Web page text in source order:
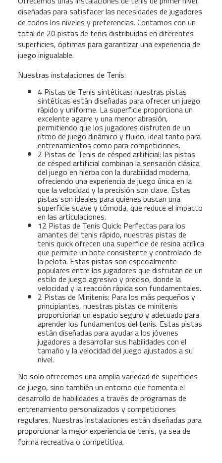
diseñadas para satisfacer las necesidades de jugadores
de todos los niveles y preferencias. Contamos con un
total de 20 pistas de tenis distribuidas en diferentes
superficies, óptimas para garantizar una experiencia de
juego inigualable.
Nuestras instalaciones de Tenis:
4 Pistas de Tenis sintéticas: nuestras pistas
sintéticas están diseñadas para ofrecer un juego
rápido y uniforme. La superficie proporciona un
excelente agarre y una menor abrasión,
permitiendo que los jugadores disfruten de un
ritmo de juego dinámico y fluido, ideal tanto para
entrenamientos como para competiciones.
2 Pistas de Tenis de césped artificial: las pistas
de césped artificial combinan la sensación clásica
del juego en hierba con la durabilidad moderna,
ofreciendo una experiencia de juego única en la
que la velocidad y la precisión son clave. Estas
pistas son ideales para quienes buscan una
superficie suave y cómoda, que reduce el impacto
en las articulaciones.
12 Pistas de Tenis Quick: Perfectas para los
amantes del tenis rápido, nuestras pistas de
tenis quick ofrecen una superficie de resina acrílica
que permite un bote consistente y controlado de
la pelota. Estas pistas son especialmente
populares entre los jugadores que disfrutan de un
estilo de juego agresivo y preciso, donde la
velocidad y la reacción rápida son fundamentales.
2 Pistas de Minitenis: Para los más pequeños y
principiantes, nuestras pistas de minitenis
proporcionan un espacio seguro y adecuado para
aprender los fundamentos del tenis. Estas pistas
están diseñadas para ayudar a los jóvenes
jugadores a desarrollar sus habilidades con el
tamaño y la velocidad del juego ajustados a su
nivel.
No solo ofrecemos una amplia variedad de superficies
de juego, sino también un entorno que fomenta el
desarrollo de habilidades a través de programas de
entrenamiento personalizados y competiciones
regulares. Nuestras instalaciones están diseñadas para
proporcionar la mejor experiencia de tenis, ya sea de
forma recreativa o competitiva.